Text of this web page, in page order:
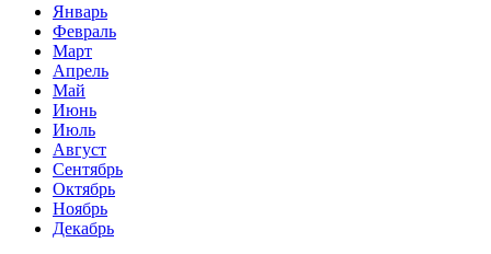
Январь
Февраль
Март
Апрель
Май
Июнь
Июль
Август
Сентябрь
Октябрь
Ноябрь
Декабрь